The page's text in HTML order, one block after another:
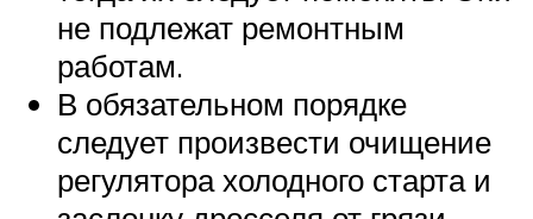
не подлежат ремонтным
работам.
В обязательном порядке
следует произвести очищение
регулятора холодного старта и